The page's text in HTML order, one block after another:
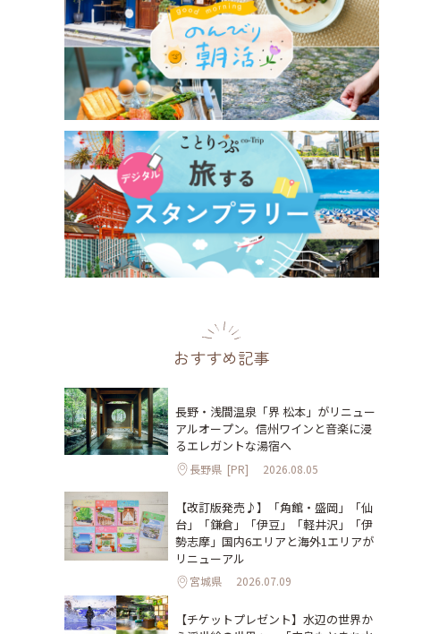
年前のクラシカルな空間と極
の温泉を楽しめる♪ 特別な和
リゾート「東府やResort&Spa-
2021.01.24
おすすめ記事
長野・浅間温泉「界 松本」がリニュー
アルオープン。信州ワインと音楽に浸
るエレガントな湯宿へ
長野県 [PR] 2026.08.05
【改訂版発売♪】「角館・盛岡」「仙
台」「鎌倉」「伊豆」「軽井沢」「伊
勢志摩」国内6エリアと海外1エリアが
リニューアル
宮城県 2026.07.09
【チケットプレゼント】水辺の世界か